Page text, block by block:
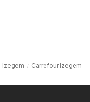
Izegem Carrefour Izegem